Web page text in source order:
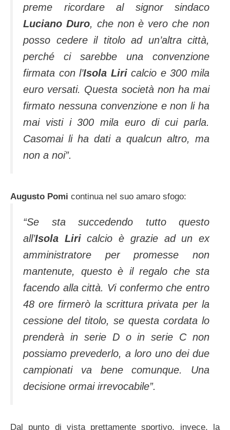
preme ricordare al signor sindaco
Luciano Duro, che non è vero che non
posso cedere il titolo ad un’altra città,
perché ci sarebbe una convenzione
firmata con l’Isola Liricalcio e 300 mila
euro versati. Questa società non ha mai
firmato nessuna convenzione e non li ha
mai visti i 300 mila euro di cui parla.
Casomai li ha dati a qualcun altro, ma
non a noi”.
Augusto Pomi continua nel suo amaro sfogo:
“Se sta succedendo tutto questo
all’Isola Liricalcio è grazie ad un ex
amministratore per promesse non
mantenute, questo è il regalo che sta
facendo alla città. Vi confermo che entro
48 ore firmerò la scrittura privata per la
cessione del titolo, se questa cordata lo
prenderà in serie D o in serie C non
possiamo prevederlo, a loro uno dei due
campionati va bene comunque. Una
decisione ormai irrevocabile”.
Dal punto di vista prettamente sportivo, invece, la